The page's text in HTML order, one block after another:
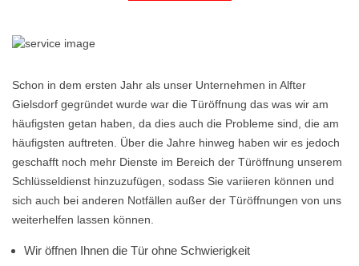
Schon in dem ersten Jahr als unser Unternehmen in Alfter
Gielsdorf gegründet wurde war die Türöffnung das was wir am
häufigsten getan haben, da dies auch die Probleme sind, die am
häufigsten auftreten. Über die Jahre hinweg haben wir es jedoch
geschafft noch mehr Dienste im Bereich der Türöffnung unserem
Schlüsseldienst hinzuzufügen, sodass Sie variieren können und
sich auch bei anderen Notfällen außer der Türöffnungen von uns
weiterhelfen lassen können.
Wir öffnen Ihnen die Tür ohne Schwierigkeit